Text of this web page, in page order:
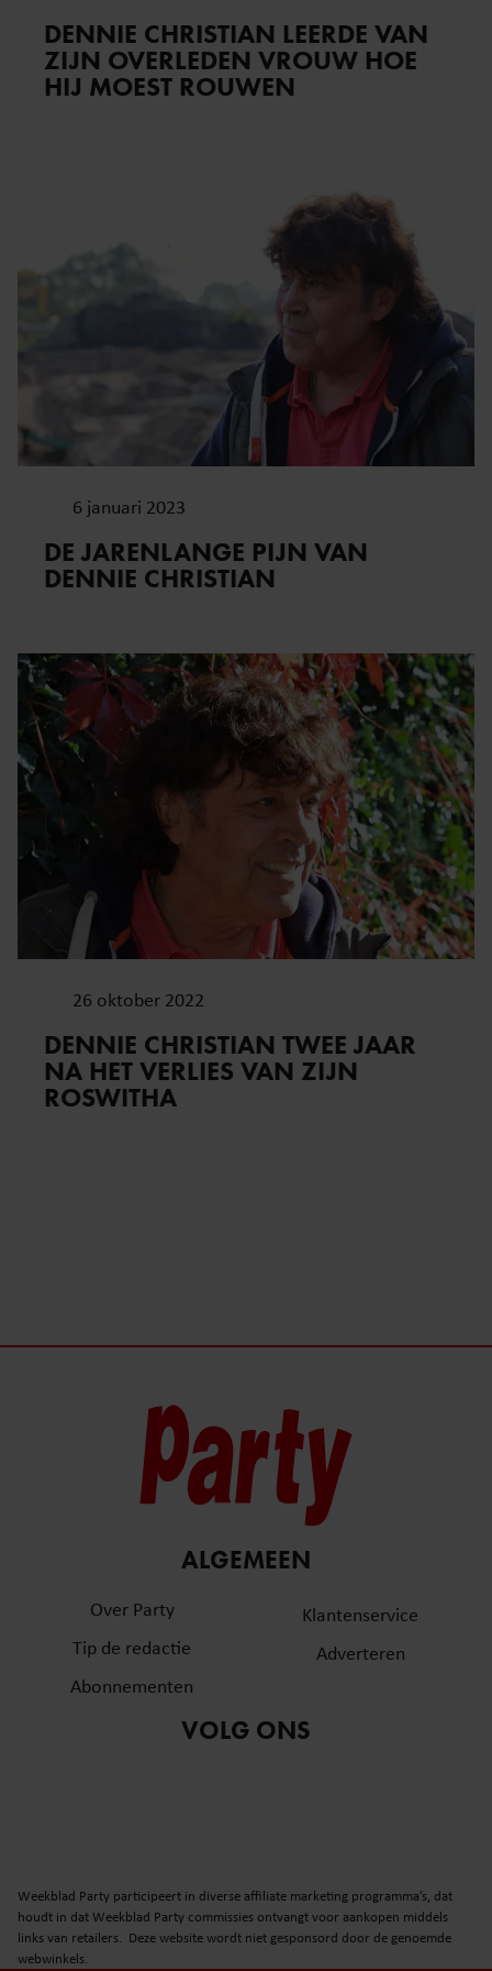
DENNIE CHRISTIAN LEERDE VAN
ZIJN OVERLEDEN VROUW HOE
HIJ MOEST ROUWEN
6 januari 2023
DE JARENLANGE PIJN VAN
DENNIE CHRISTIAN
26 oktober 2022
DENNIE CHRISTIAN TWEE JAAR
NA HET VERLIES VAN ZIJN
ROSWITHA
ALGEMEEN
Over Party
Tip de redactie
Abonnementen
Klantenservice
Adverteren
VOLG ONS
Weekblad Party participeert in diverse affiliate marketing programma’s, dat
houdt in dat Weekblad Party commissies ontvangt voor aankopen middels
links van retailers. Deze website wordt niet gesponsord door de genoemde
webwinkels.